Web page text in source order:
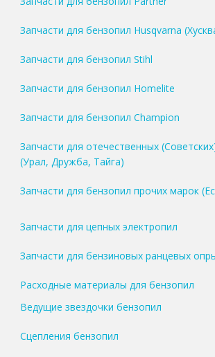
Запчасти для бензопил Husqvarna
Запчасти для бензопил Stihl
Запчасти для бензопил Homelite
Запчасти для бензопил Champion
Запчасти для отечественных
(Урал, Дружба, Тайга)
Запчасти для бензопил прочих марок
Запчасти для цепных электропил
Запчасти для бензиновых ранцевых
Расходные материалы для бензопил
Ведущие звездочки бензопил
Сцепления бензопил